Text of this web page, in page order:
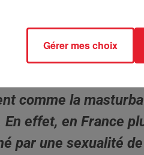
célibat chez nous ainsi qu'une
les techniques
comme la
effet, en France
par une sexualité
Gérer mes choix